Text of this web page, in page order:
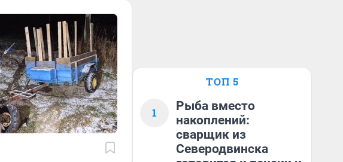
ТОП 5
1
Рыба вместо
накоплений:
сварщик из
Северодвинска